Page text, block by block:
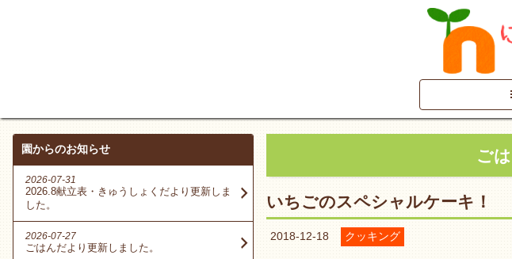
ご
いちごのスペシャルケーキ！
2018-12-18 クッキング
園からのお知らせ
2026-07-31
2026.8献立表・きゅうしょくだより更新しま
した。
2026-07-27
ごはんだより更新しました。